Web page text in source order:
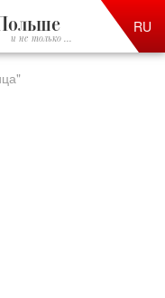
и не только ...
RU